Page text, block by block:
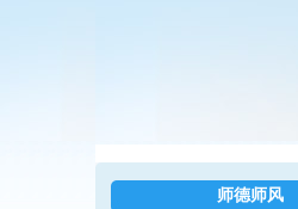
师德师风